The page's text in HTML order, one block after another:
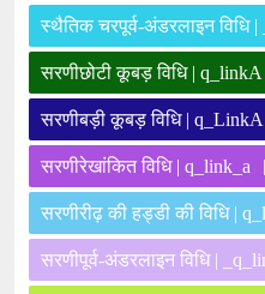
स्थैतिक चरपूर्व-अंडरलाइन विधि |
सरणीछोटी कूबड़ विधि | q_linkA
सरणीबड़ी कूबड़ विधि | q_LinkA
सरणीरेखांकित विधि | q_link_a
सरणीरीढ़ की हड्डी की विधि |
सरणीपूर्व-अंडरलाइन विधि |